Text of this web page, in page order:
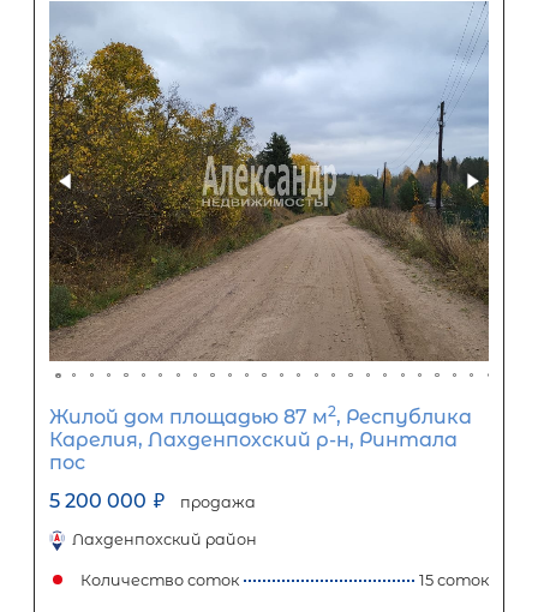
Жилой дом площадью 112 м
Приозерский р-н, Синево пос, д 25
5 500 000 ₽ продажа